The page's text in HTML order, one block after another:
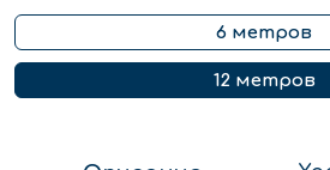
6 метров
12 метров